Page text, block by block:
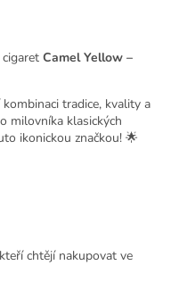
Camel Yellow –
tradice, kvality a
milovníka klasických
ikonickou značkou! 🌟
chtějí nakupovat ve